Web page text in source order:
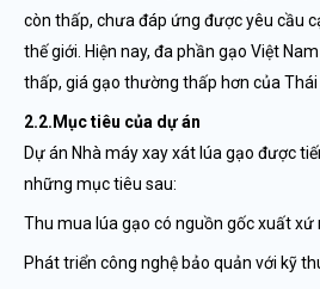
còn thấp, chưa đáp ứng được yêu cầu
thế giới. Hiện nay, đa phần gạo Việt
thấp, giá gạo thường thấp hơn của Thái
2.2.Mục tiêu của dự án
Dự án Nhà máy xay xát lúa gạo được
những mục tiêu sau:
Thu mua lúa gạo có nguồn gốc xuất xứ
Phát triển công nghệ bảo quản với kỹ